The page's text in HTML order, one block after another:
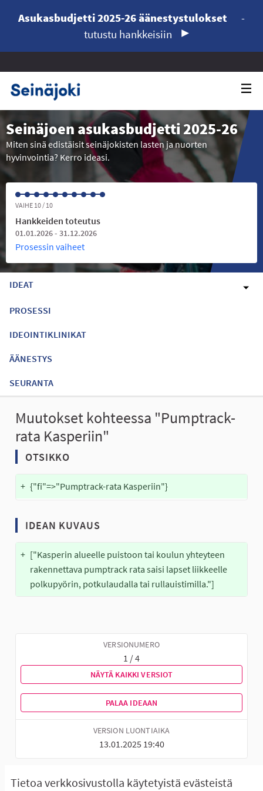
Tietoa verkkosivustolla käytetyistä evästeistä
Asukasbudjetti 2025-26 äänestystulokset
-
tutustu hankkeisiin
Seinäjoen asukasbudjetti 2025-26
Miten sinä edistäisit seinäjokisten lasten ja nuorten
hyvinvointia? Kerro ideasi.
VAIHE 10 / 10
Hankkeiden toteutus
01.01.2026 - 31.12.2026
Prosessin vaiheet
IDEAT
PROSESSI
IDEOINTIKLINIKAT
ÄÄNESTYS
SEURANTA
Muutokset kohteessa "Pumptrack-
rata Kasperiin"
OTSIKKO
+ {"fi"=>"Pumptrack-rata Kasperiin"}
IDEAN KUVAUS
+ ["Kasperin alueelle puistoon tai koulun yhteyteen
rakennettava pumptrack rata saisi lapset liikkeelle
polkupyörin, potkulaudalla tai rullauistimilla."]
VERSIONUMERO
1 / 4
NÄYTÄ KAIKKI VERSIOT
PALAA IDEAAN
VERSION LUONTIAIKA
13.01.2025 19:40